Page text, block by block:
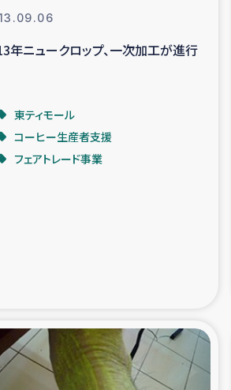
ガザ空爆被災
支援 ガザ地区酪農
善事業
デニ
アイナロ県マ
年ニュークロップ、一次加工が進行
東ティモール
コーヒー生産者支援
フェアトレード事業